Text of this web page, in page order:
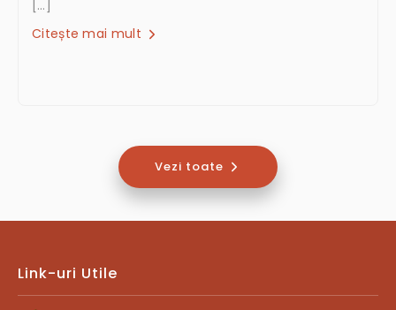
[…]
Citește mai mult
Vezi toate
Link-uri Utile